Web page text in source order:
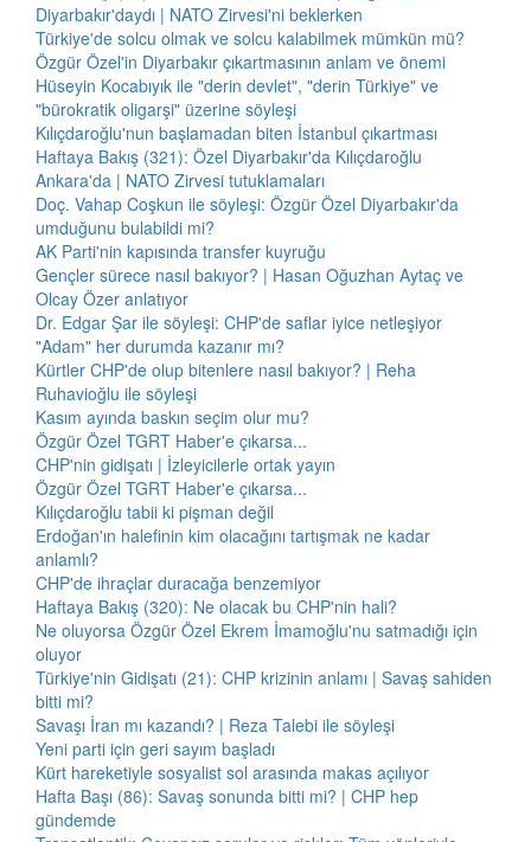
Diyarbakır'daydı | NATO Zirvesi'ni beklerken
Türkiye'de solcu olmak ve solcu kalabilmek mümkün mü?
Özgür Özel'in Diyarbakır çıkartmasının anlam ve önemi
Hüseyin Kocabıyık ile "derin devlet", "derin Türkiye" ve
"bürokratik oligarşi" üzerine söyleşi
Kılıçdaroğlu'nun başlamadan biten İstanbul çıkartması
Haftaya Bakış (321): Özel Diyarbakır'da Kılıçdaroğlu
Ankara'da | NATO Zirvesi tutuklamaları
Doç. Vahap Coşkun ile söyleşi: Özgür Özel Diyarbakır'da
umduğunu bulabildi mi?
AK Parti'nin kapısında transfer kuyruğu
Gençler sürece nasıl bakıyor? | Hasan Oğuzhan Aytaç ve
Olcay Özer anlatıyor
Dr. Edgar Şar ile söyleşi: CHP'de saflar iyice netleşiyor
"Adam" her durumda kazanır mı?
Kürtler CHP'de olup bitenlere nasıl bakıyor? | Reha
Ruhavioğlu ile söyleşi
Kasım ayında baskın seçim olur mu?
Özgür Özel TGRT Haber'e çıkarsa...
CHP'nin gidişatı | İzleyicilerle ortak yayın
Özgür Özel TGRT Haber'e çıkarsa...
Kılıçdaroğlu tabii ki pişman değil
Erdoğan'ın halefinin kim olacağını tartışmak ne kadar
anlamlı?
CHP'de ihraçlar duracağa benzemiyor
Haftaya Bakış (320): Ne olacak bu CHP'nin hali?
Ne oluyorsa Özgür Özel Ekrem İmamoğlu'nu satmadığı için
oluyor
Türkiye'nin Gidişatı (21): CHP krizinin anlamı | Savaş sahiden
bitti mi?
Savaşı İran mı kazandı? | Reza Talebi ile söyleşi
Yeni parti için geri sayım başladı
Kürt hareketiyle sosyalist sol arasında makas açılıyor
Hafta Başı (86): Savaş sonunda bitti mi? | CHP hep
gündemde